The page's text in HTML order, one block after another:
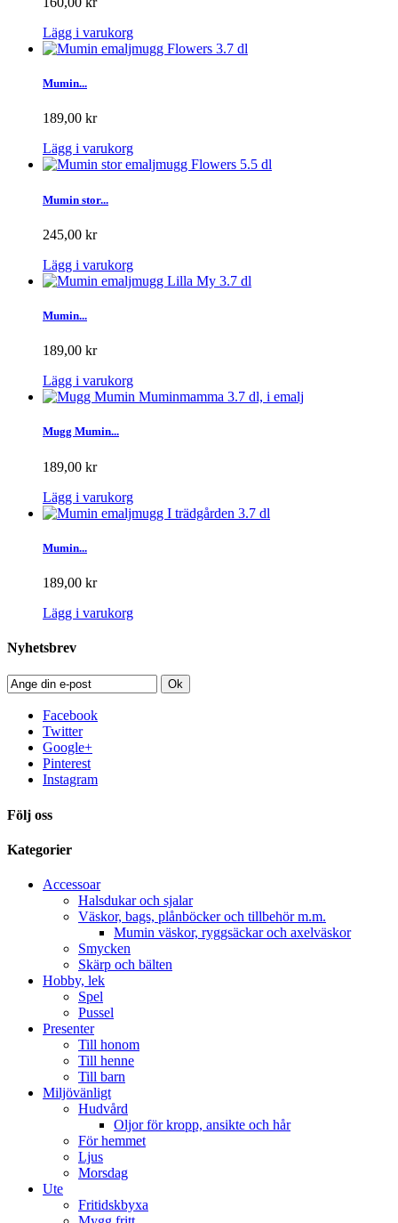
Lägg i varukorg
Mumin...
189,00 kr
Lägg i varukorg
Mumin stor...
245,00 kr
Lägg i varukorg
Mumin...
189,00 kr
Lägg i varukorg
Mugg Mumin...
189,00 kr
Lägg i varukorg
Mumin...
189,00 kr
Lägg i varukorg
Nyhetsbrev
Ok
Facebook
Twitter
Google+
Pinterest
Instagram
Följ oss
Kategorier
Accessoar
Halsdukar och sjalar
Väskor, bags, plånböcker och tillbehör m.m.
Mumin väskor, ryggsäckar och axelväskor
Smycken
Skärp och bälten
Hobby, lek
Spel
Pussel
Presenter
Till honom
Till henne
Till barn
Miljövänligt
Hudvård
Oljor för kropp, ansikte och hår
För hemmet
Ljus
Morsdag
Ute
Fritidskbyxa